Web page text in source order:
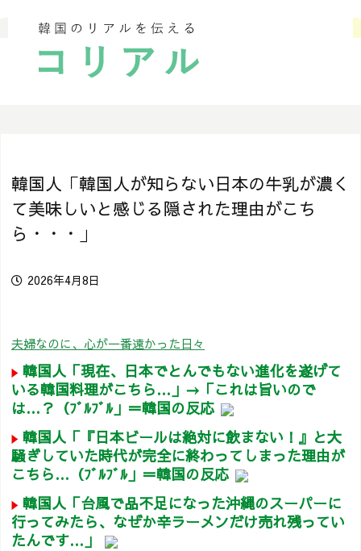
韓国人「韓国人が知らない日本の牛乳が濃く
て美味しいと感じる隠された理由がこち
ら・・・」
2026年4月8日
夫婦なのに、心が一番遠かった日々
韓国人「現在、日本でとんでもない進化を遂げて
いる韓国料理がこちら…」→「これは旨いので
は…？（ﾌﾞﾙﾌﾞﾙ」＝韓国の反応
韓国人「『日本ビールは絶対に飲まない！』と大
騒ぎしていた時代が完全に終わってしまった理由が
こちら…（ﾌﾞﾙﾌﾞﾙ」＝韓国の反応
韓国人「台風で品不足になった沖縄のスーパーに
行ってみたら、なぜか辛ラーメンだけ売れ残ってい
たんです…」